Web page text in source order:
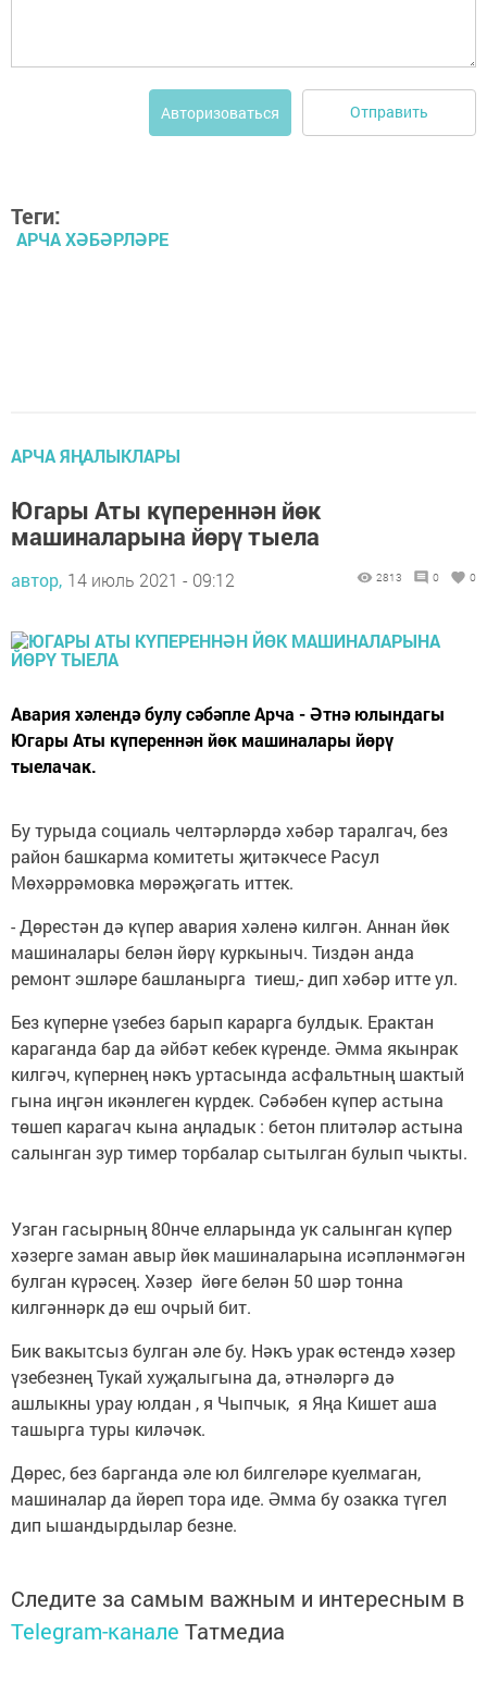
Авторизоваться Отправить
Теги:
АРЧА ХӘБӘРЛӘРЕ
АРЧА ЯҢАЛЫКЛАРЫ
Югары Аты күпереннән йөк
машиналарына йөрү тыела
автор, 14 июль 2021 - 09:12 2813 0 0
Авария хәлендә булу сәбәпле Арча - Әтнә юлындагы
Югары Аты күпереннән йөк машиналары йөрү
тыелачак.
Бу турыда социаль челтәрләрдә хәбәр таралгач, без
район башкарма комитеты җитәкчесе Расул
Мөхәррәмовка мөрәҗәгать иттек.
- Дөрестән дә күпер авария хәленә килгән. Аннан йөк
машиналары белән йөрү куркыныч. Тиздән анда
ремонт эшләре башланырга тиеш,- дип хәбәр итте ул.
Без күперне үзебез барып карарга булдык. Ерактан
караганда бар да әйбәт кебек күренде. Әмма якынрак
килгәч, күпернең нәкъ уртасында асфальтның шактый
гына иңгән икәнлеген күрдек. Сәбәбен күпер астына
төшеп карагач кына аңладык : бетон плитәләр астына
салынган зур тимер торбалар сытылган булып чыкты.
Узган гасырның 80нче елларында ук салынган күпер
хәзерге заман авыр йөк машиналарына исәпләнмәгән
булган күрәсең. Хәзер йөге белән 50 шәр тонна
килгәннәрк дә еш очрый бит.
Бик вакытсыз булган әле бу. Нәкъ урак өстендә хәзер
үзебезнең Тукай хуҗалыгына да, әтнәләргә дә
ашлыкны урау юлдан , я Чыпчык, я Яңа Кишет аша
ташырга туры киләчәк.
Дөрес, без барганда әле юл билгеләре куелмаган,
машиналар да йөреп тора иде. Әмма бу озакка түгел
дип ышандырдылар безне.
Следите за самым важным и интересным в
Telegram-канале Татмедиа